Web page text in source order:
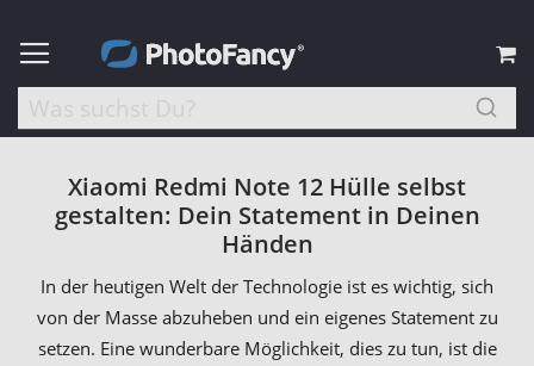
Xiaomi Redmi Note 12 Hülle selbst
gestalten: Dein Statement in Deinen
Händen
In der heutigen Welt der Technologie ist es wichtig, sich
von der Masse abzuheben und ein eigenes Statement zu
setzen. Eine wunderbare Möglichkeit, dies zu tun, ist die